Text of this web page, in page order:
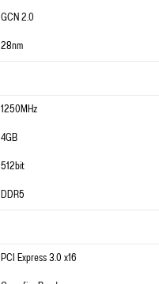
GCN 2.0
28nm
1250MHz
4GB
512bit
DDR5
PCI Express 3.0 x16